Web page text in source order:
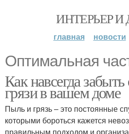
ИНТЕРЬЕР И
главная новости
Оптимальная
Как навсегда
грязи в вашем доме
Пыль и грязь – это постоянные
которыми бороться кажется